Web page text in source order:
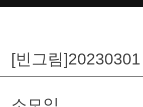
[빈그림